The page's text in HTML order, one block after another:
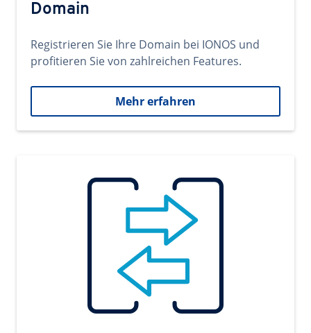
Domain
Registrieren Sie Ihre Domain bei IONOS und
profitieren Sie von zahlreichen Features.
Mehr erfahren